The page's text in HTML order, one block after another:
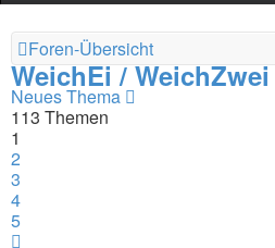
Foren-Übersicht
WeichEi / WeichZwei
Neues Thema
113 Themen
1
2
3
4
5